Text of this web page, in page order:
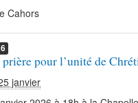
Cahors
prière pour l’unité de
janvier